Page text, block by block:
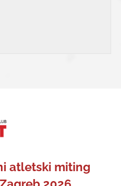
atletski miting